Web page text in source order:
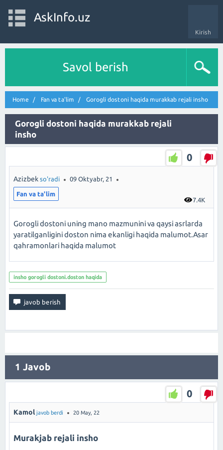
Kirish
AskInfo.uz
Savol berish
Home Fan va ta'lim Gorogli dostoni haqida murakkab rejali insho
Gorogli dostoni haqida murakkab rejali
insho
0
7.4K
Azizbek so'radi 09 Oktyabr, 21
Fan va ta'lim
Gorogli dostoni uning mano mazmunini va qaysi asrlarda
yaratilganligini doston nima ekanligi haqida malumot.Asar
qahramonlari haqida malumot
insho gorogli dostoni.doston haqida
1 Javob
0
Kamol javob berdi 20 May, 22
Murakjab rejali insho